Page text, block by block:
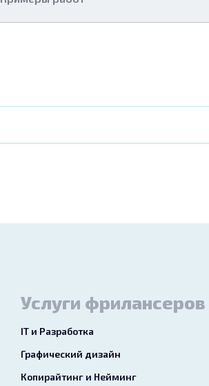
Услуги фрилансеров
IT и Разработка
Графический дизайн
Копирайтинг и Нейминг